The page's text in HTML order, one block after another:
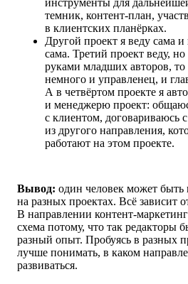
инструменты для
темник, контент-план,
в клиентских планёрках.
Другой проект я веду сама
сама. Третий проект веду,
руками младших авторов, то
немного и управленец, и
А в четвёртом проекте я
и менеджерю проект:
с клиентом, договариваюсь
из другого направления,
работают на этом проекте.
Вывод: один человек может быть
на разных проектах. Всё зависит
В направлении контент-
схема потому, что так редакторы
разный опыт. Пробуясь в разных
лучше понимать, в каком
развиваться.